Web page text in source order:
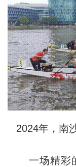
2024年，南
一场精彩的